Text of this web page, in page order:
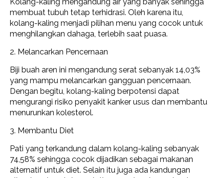
membuat tubuh tetap terhidrasi. Oleh karena itu,
kolang-kaling menjadi pilihan menu yang cocok untuk
menghilangkan dahaga, terlebih saat puasa.
2. Melancarkan Pencernaan
Biji buah aren ini mengandung serat sebanyak 14,03%
yang mampu melancarkan gangguan pencernaan.
Dengan begitu, kolang-kaling berpotensi dapat
mengurangi risiko penyakit kanker usus dan membantu
menurunkan kolesterol.
3. Membantu Diet
Pati yang terkandung dalam kolang-kaling sebanyak
74,58% sehingga cocok dijadikan sebagai makanan
alternatif untuk diet. Selain itu juga ada kandungan